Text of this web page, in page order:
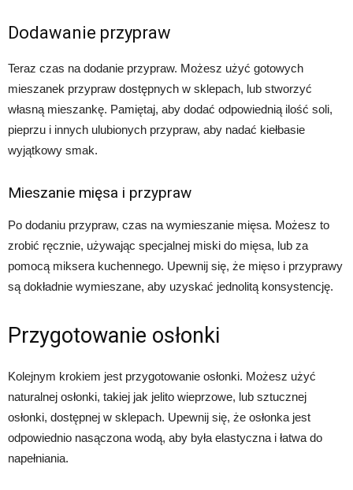
Dodawanie przypraw
Teraz czas na dodanie przypraw. Możesz użyć gotowych
mieszanek przypraw dostępnych w sklepach, lub stworzyć
własną mieszankę. Pamiętaj, aby dodać odpowiednią ilość soli,
pieprzu i innych ulubionych przypraw, aby nadać kiełbasie
wyjątkowy smak.
Mieszanie mięsa i przypraw
Po dodaniu przypraw, czas na wymieszanie mięsa. Możesz to
zrobić ręcznie, używając specjalnej miski do mięsa, lub za
pomocą miksera kuchennego. Upewnij się, że mięso i przyprawy
są dokładnie wymieszane, aby uzyskać jednolitą konsystencję.
Przygotowanie osłonki
Kolejnym krokiem jest przygotowanie osłonki. Możesz użyć
naturalnej osłonki, takiej jak jelito wieprzowe, lub sztucznej
osłonki, dostępnej w sklepach. Upewnij się, że osłonka jest
odpowiednio nasączona wodą, aby była elastyczna i łatwa do
napełniania.